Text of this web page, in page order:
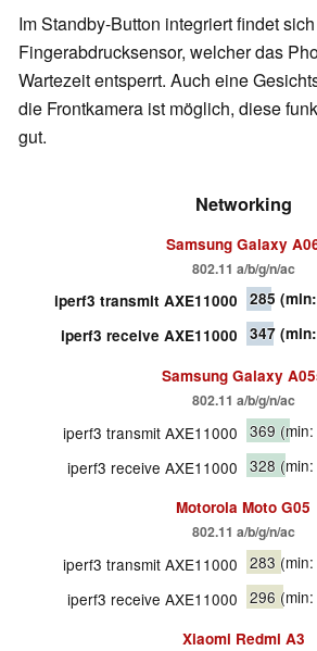
Im Standby-Button integriert findet
Fingerabdrucksensor, welcher das
Wartezeit entsperrt. Auch eine
die Frontkamera ist möglich, diese
gut.
Networking
Samsung Galaxy
802.11 a/b/g/n/ac
iperf3 transmit AXE11000 285
iperf3 receive AXE11000
347
Samsung Galaxy
802.11 a/b/g/n/ac
iperf3 transmit AXE11000 369
iperf3 receive AXE11000 328
Motorola Moto G05
802.11 a/b/g/n/ac
iperf3 transmit AXE11000 283
iperf3 receive AXE11000 296
Xiaomi Redmi A3